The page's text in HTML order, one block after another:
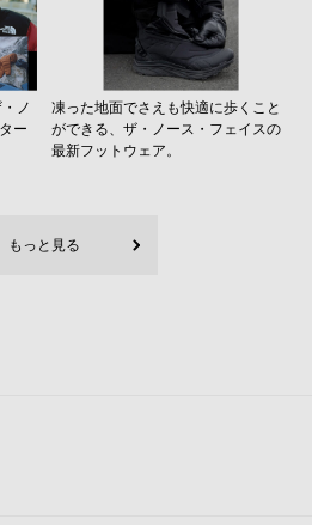
ノ
ー
凍った地面でさえも快適に歩くこと
ができる、ザ・ノース・フェイスの
最新フットウェア。
もっと見る